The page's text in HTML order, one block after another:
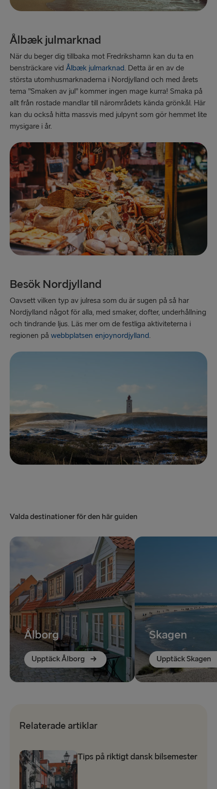
Ålbæk julmarknad
När du beger dig tillbaka mot Fredrikshamn kan du ta en
bensträckare vid Ålbæk julmarknad. Detta är en av de
största utomhusmarknaderna i Nordjylland och med årets
tema ”Smaken av jul” kommer ingen mage kurra! Smaka på
allt från rostade mandlar till närområdets kända grönkål. Här
kan du också hitta massvis med julpynt som gör hemmet lite
mysigare i år.
Besök Nordjylland
Oavsett vilken typ av julresa som du är sugen på så har
Nordjylland något för alla, med smaker, dofter, underhållning
och tindrande ljus. Läs mer om de festliga aktiviteterna i
regionen på webbplatsen enjoynordjylland.
Valda destinationer för den här guiden
Ålborg
Upptäck Ålborg
Skagen
Upptäck Skagen
Relaterade artiklar
Tips på riktigt dansk bilsemester